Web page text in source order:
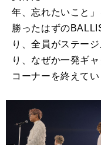
年、忘れたいこと
勝ったはずの
り、全員がステー
り、なぜか一発ギ
コーナーを終えてい